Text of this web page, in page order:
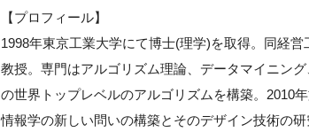
【プロフィール】
1998年東京工業大学にて博士(理学)を取得。同経
教授。専門はアルゴリズム理論、データマイニン
の世界トップレベルのアルゴリズムを構築。2010
情報学の新しい問いの構築とそのデザイン技術の研